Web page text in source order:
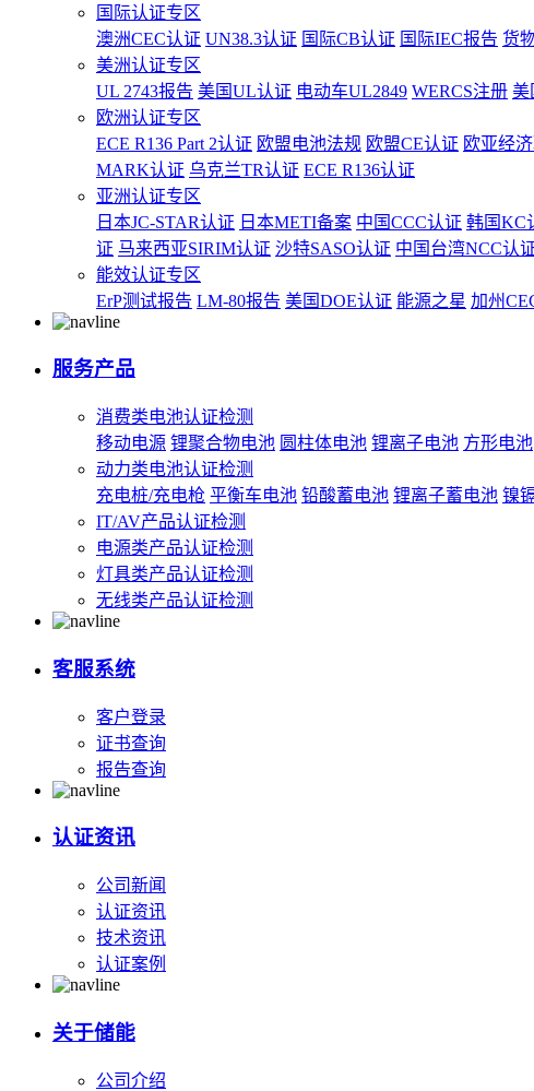
国际认证专区
澳洲CEC认证 UN38.3认证 国际CB认证 国际IEC报告 货
美洲认证专区
UL 2743报告 美国UL认证 电动车UL2849 WERCS注册 美
欧洲认证专区
ECE R136 Part 2认证 欧盟电池法规 欧盟CE认证 欧亚经
MARK认证 乌克兰TR认证 ECE R136认证
亚洲认证专区
日本JC-STAR认证 日本METI备案 中国CCC认证 韩国KC
证 马来西亚SIRIM认证 沙特SASO认证 中国台湾NCC认
能效认证专区
ErP测试报告 LM-80报告 美国DOE认证 能源之星 加州
服务产品
消费类电池认证检测
移动电源 锂聚合物电池 圆柱体电池 锂离子电池 方形电池
动力类电池认证检测
充电桩/充电枪 平衡车电池 铅酸蓄电池 锂离子蓄电池 镍
IT/AV产品认证检测
电源类产品认证检测
灯具类产品认证检测
无线类产品认证检测
客服系统
客户登录
证书查询
报告查询
认证资讯
公司新闻
认证资讯
技术资讯
认证案例
关于储能
公司介绍